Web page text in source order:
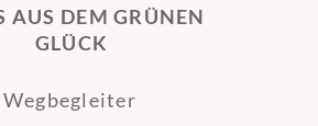
AUS DEM GRÜNEN
GLÜCK
Wegbegleiter